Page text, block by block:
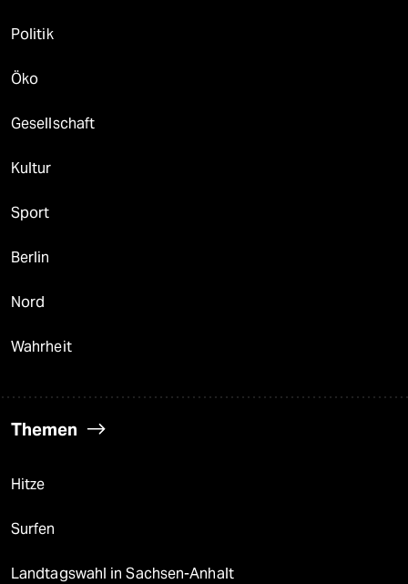
Politik
Öko
Gesellschaft
Kultur
Sport
Berlin
Nord
Wahrheit
Themen
Hitze
Surfen
Landtagswahl in Sachsen-Anhalt